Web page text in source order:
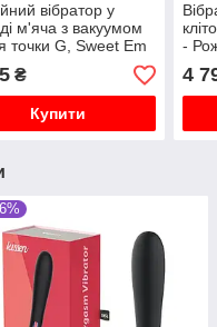
вібратор у
м'яча з вакуумом
точки G, Sweet Em
₴
Купити
-
4